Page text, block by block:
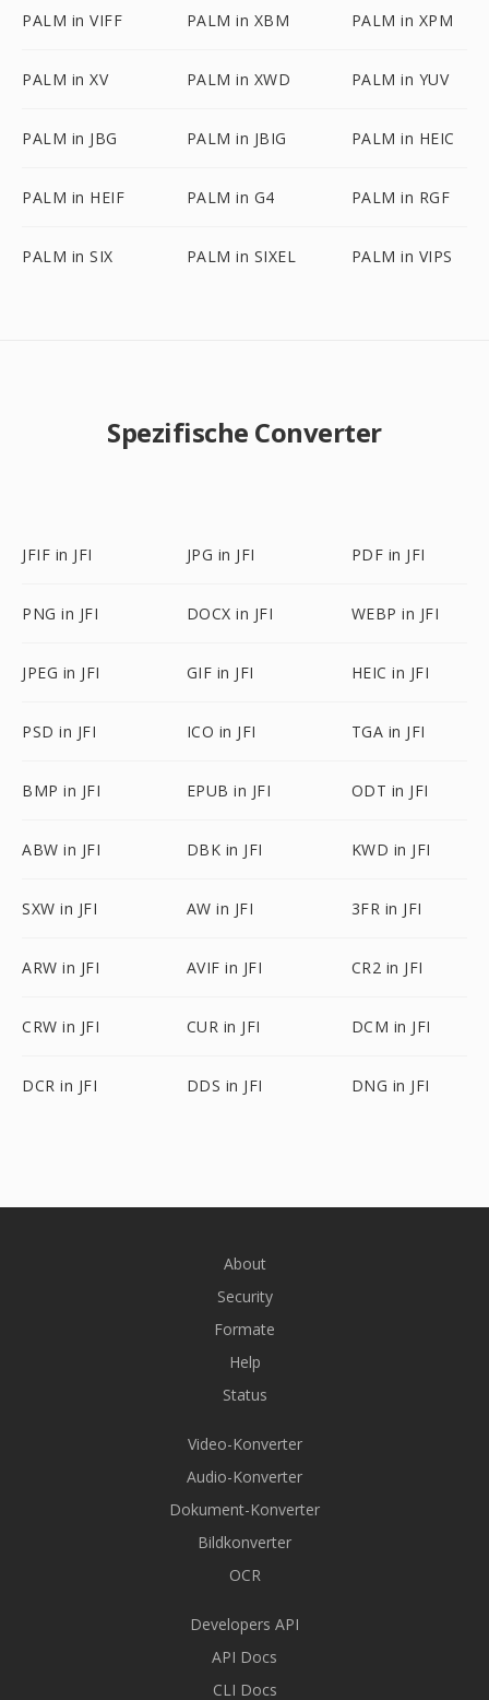
PALM in VIFF PALM in XBM PALM in XPM
PALM in XV PALM in XWD PALM in YUV
PALM in JBG PALM in JBIG PALM in HEIC
PALM in HEIF PALM in G4 PALM in RGF
PALM in SIX PALM in SIXEL PALM in VIPS
Spezifische Converter
JFIF in JFI JPG in JFI PDF in JFI
PNG in JFI DOCX in JFI WEBP in JFI
JPEG in JFI GIF in JFI HEIC in JFI
PSD in JFI ICO in JFI TGA in JFI
BMP in JFI EPUB in JFI ODT in JFI
ABW in JFI DBK in JFI KWD in JFI
SXW in JFI AW in JFI 3FR in JFI
ARW in JFI AVIF in JFI CR2 in JFI
CRW in JFI CUR in JFI DCM in JFI
DCR in JFI DDS in JFI DNG in JFI
About
Security
Formate
Help
Status
Video-Konverter
Audio-Konverter
Dokument-Konverter
Bildkonverter
OCR
Developers API
API Docs
CLI Docs